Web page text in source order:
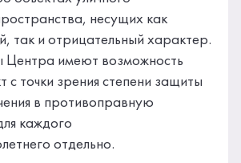
несущих как
так и отрицательный характер.
Центра имеют возможность
с точки зрения степени защиты
в противоправную
каждого
отдельно.